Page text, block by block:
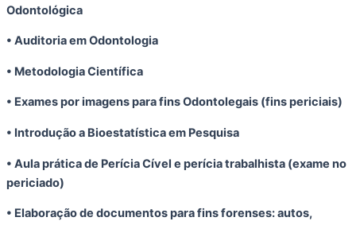
Odontológica
• Auditoria em Odontologia
• Metodologia Científica
• Exames por imagens para fins Odontolegais (fins periciais)
• Introdução a Bioestatística em Pesquisa
• Aula prática de Perícia Cível e perícia trabalhista (exame no
periciado)
• Elaboração de documentos para fins forenses: autos,